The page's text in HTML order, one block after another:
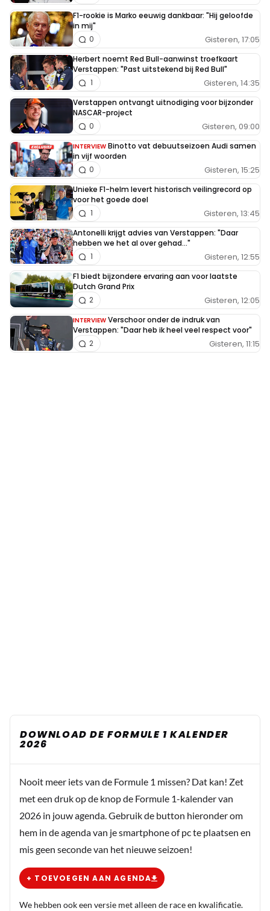
F1-rookie is Marko eeuwig dankbaar: "Hij geloofde
in mij"
Gisteren, 17:05
0
Herbert noemt Red Bull-aanwinst troefkaart
Verstappen: "Past uitstekend bij Red Bull"
Gisteren, 14:35
1
Verstappen ontvangt uitnodiging voor bijzonder
NASCAR-project
Gisteren, 09:00
0
INTERVIEW Binotto vat debuutseizoen Audi samen
in vijf woorden
Gisteren, 15:25
0
Unieke F1-helm levert historisch veilingrecord op
voor het goede doel
Gisteren, 13:45
1
Antonelli krijgt advies van Verstappen: "Daar
hebben we het al over gehad..."
Gisteren, 12:55
1
F1 biedt bijzondere ervaring aan voor laatste
Dutch Grand Prix
Gisteren, 12:05
2
INTERVIEW Verschoor onder de indruk van
Verstappen: "Daar heb ik heel veel respect voor"
Gisteren, 11:15
2
DOWNLOAD DE FORMULE 1 KALENDER
2026
Nooit meer iets van de Formule 1 missen? Dat kan! Zet
met een druk op de knop de Formule 1-kalender van
2026 in jouw agenda. Gebruik de button hieronder om
hem in de agenda van je smartphone of pc te plaatsen en
mis geen seconde van het nieuwe seizoen!
+ TOEVOEGEN AAN AGENDA
We hebben ook een versie met alleen de race en kwalificatie.